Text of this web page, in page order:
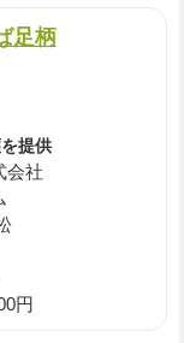
足柄
提供
会社
円